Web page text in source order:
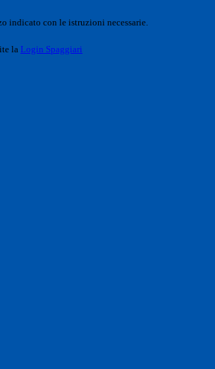
indicato con le istruzioni necessarie.
la Login Spaggiari